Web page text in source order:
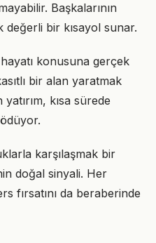
Başkalarının
değerli bir kısayol sunar.
konusuna gerçek
bir alan yaratmak
kısa sürede
karşılaşmak bir
doğal sinyali. Her
fırsatını da beraberinde